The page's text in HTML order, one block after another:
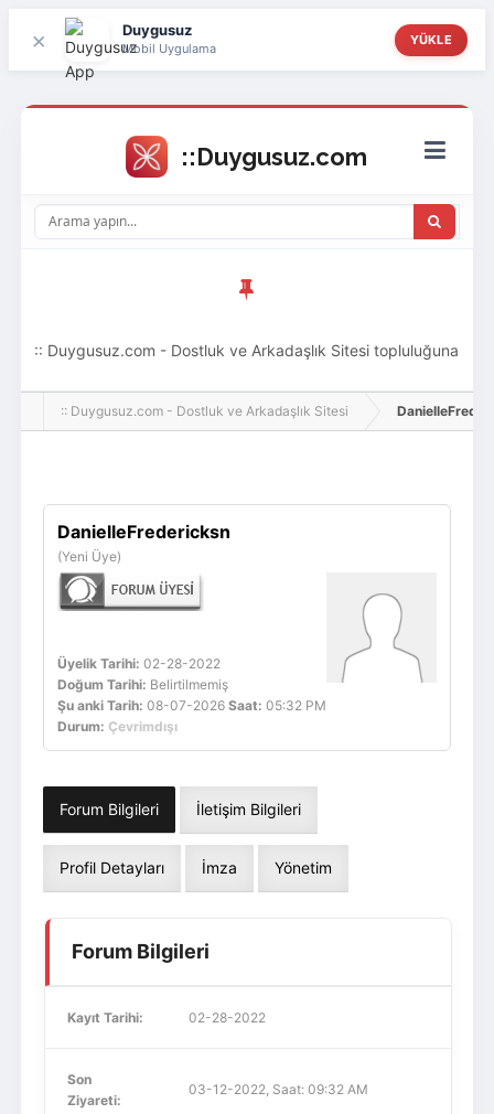
× Duygusuz
Mobil Uygulama
YÜKLE
:: Duygusuz.com - Dostluk ve Arkadaşlık Sitesi topluluğuna
hoş geldin ziyaretçi! Aramıza katılmak istersen kayıt
:: Duygusuz.com - Dostluk ve Arkadaşlık Sitesi
DanielleFredericksn
(Yeni Üye)
Üyelik Tarihi: 02-28-2022
Doğum Tarihi: Belirtilmemiş
Şu anki Tarih: 08-07-2026 Saat: 05:32 PM
Durum: Çevrimdışı
Forum Bilgileri İletişim Bilgileri
Profil Detayları İmza Yönetim
Forum Bilgileri
Kayıt Tarihi: 02-28-2022
Son
Ziyareti:
03-12-2022, Saat: 09:32 AM